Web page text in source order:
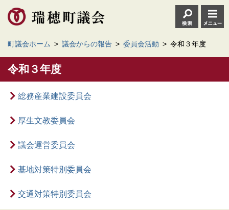
町議会ホーム > 議会からの報告 > 委員会活動 > 令和３年度
令和３年度
総務産業建設委員会
厚生文教委員会
議会運営委員会
基地対策特別委員会
交通対策特別委員会